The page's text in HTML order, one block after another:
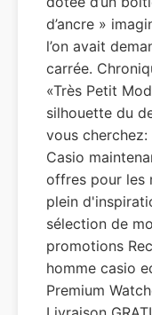
d’ancre »
l’on avait
carrée.
«Très Petit
silhouette du
vous
Casio
offres pour les
plein
sélection de
promotions
homme casio
Premium